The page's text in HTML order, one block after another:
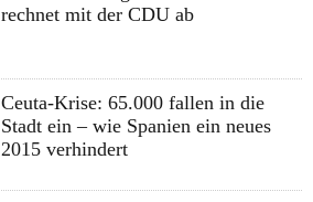
rechnet mit der CDU ab
Ceuta-Krise: 65.000 fallen in die
Stadt ein – wie Spanien ein neues
2015 verhindert